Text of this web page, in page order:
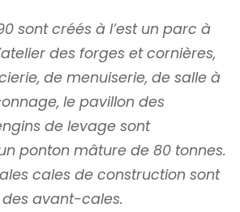
sont créés à l’est un parc à
des forges et cornières,
de menuiserie, de salle à
le pavillon des
de levage sont
ponton mâture de 80 tonnes.
cales de construction sont
avant-cales.